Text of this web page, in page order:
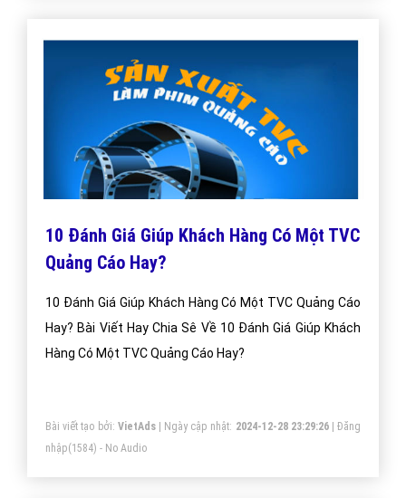
10 Đánh Giá Giúp Khách Hàng Có Một TVC
Quảng Cáo Hay?
10 Đánh Giá Giúp Khách Hàng Có Một TVC Quảng Cáo
Hay? Bài Viết Hay Chia Sê Về 10 Đánh Giá Giúp Khách
Hàng Có Một TVC Quảng Cáo Hay?
Bài viết tạo bởi: VietAds| Ngày cập nhật: 2024-12-28 23:29:26|Đăng
nhập(1584) - No Audio